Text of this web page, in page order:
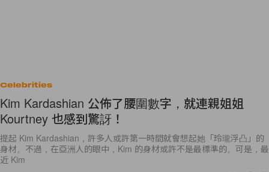
Celebrities
Kim Kardashian 公佈了腰圍數字，就連親姐姐
Kourtney 也感到驚訝！
提起 Kim Kardashian，許多人或許第一時間就會想起她「玲瓏浮凸」的
身材。不過，在亞洲人的眼中，Kim 的身材或許不是最標準的。可是，最
近 Kim